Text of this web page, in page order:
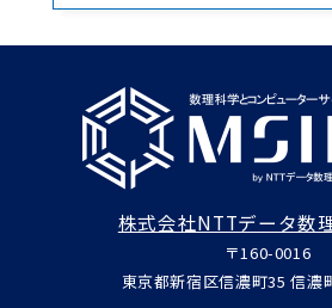
株式会社NTTデータ数
〒160-0016
東京都新宿区信濃町35 信濃